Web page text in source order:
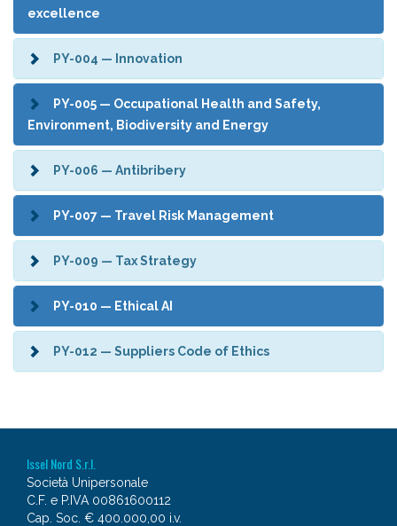
excellence
PY-004 — Innovation
PY-005 — Occupational Health and Safety,
Environment, Biodiversity and Energy
PY-006 — Antibribery
PY-007 — Travel Risk Management
PY-009 — Tax Strategy
PY-010 — Ethical AI
PY-012 — Suppliers Code of Ethics
Issel Nord S.r.l.
Società Unipersonale
C.F. e P.IVA 00861600112
Cap. Soc. € 400.000,00 i.v.